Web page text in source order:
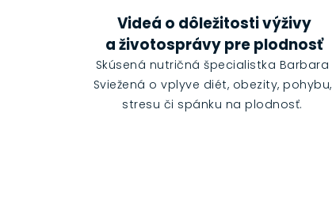
Videá o dôležitosti výživy
a životosprávy pre plodnosť
Skúsená nutričná špecialistka Barbara
Sviežená o vplyve diét, obezity, pohybu,
stresu či spánku na plodnosť.